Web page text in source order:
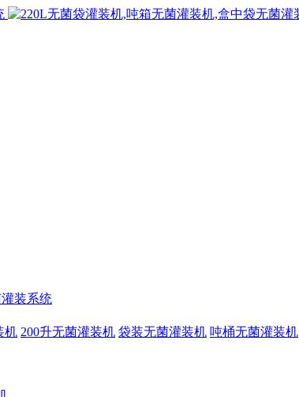
装系统
机 200升无菌灌装机 袋装无菌灌装机 吨桶无菌灌装机